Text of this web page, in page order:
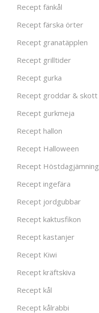
Recept fänkål
Recept färska örter
Recept granatäpplen
Recept grilltider
Recept gurka
Recept groddar & skott
Recept gurkmeja
Recept hallon
Recept Halloween
Recept Höstdagjämning
Recept ingefära
Recept jordgubbar
Recept kaktusfikon
Recept kastanjer
Recept Kiwi
Recept kräftskiva
Recept kål
Recept kålrabbi